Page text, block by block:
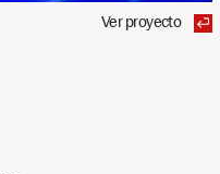
Ver proyecto